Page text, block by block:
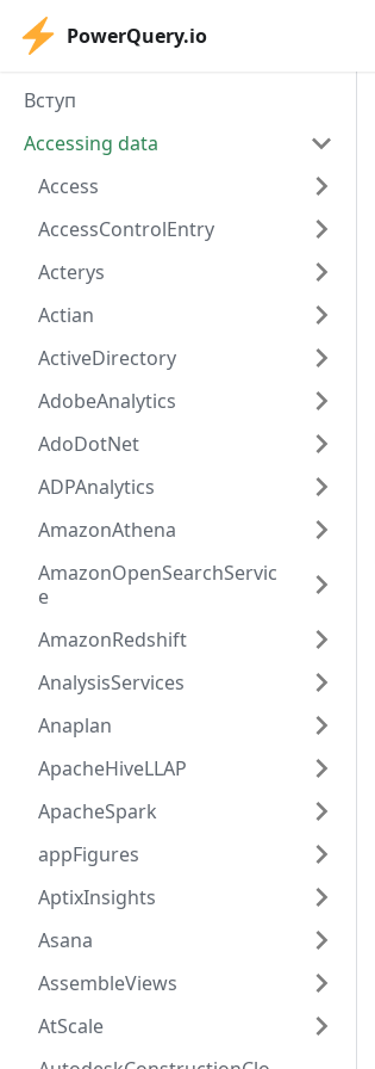
PowerQuery.io
Вступ
Accessing data
Access
AccessControlEntry
Acterys
Actian
ActiveDirectory
AdobeAnalytics
AdoDotNet
ADPAnalytics
AmazonAthena
AmazonOpenSearchServic
e
AmazonRedshift
AnalysisServices
Anaplan
ApacheHiveLLAP
ApacheSpark
appFigures
AptixInsights
Asana
AssembleViews
AtScale